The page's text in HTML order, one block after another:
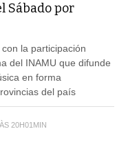
Sábado por
la participación
del INAMU que difunde
en forma
del país
20H01MIN